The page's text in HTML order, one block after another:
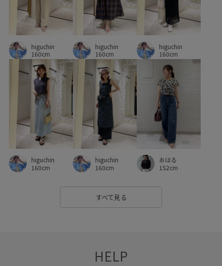
春先 異素材ドッキング 秋冬 立体感
艶感 薄手
見た目以上の収納 親子コーデ 軽快 都会的
長く使える
higuchin
160cm
higuchin
160cm
higuchin
160cm
higuchin
160cm
higuchin
160cm
おはる
152cm
すべて見る
HELP